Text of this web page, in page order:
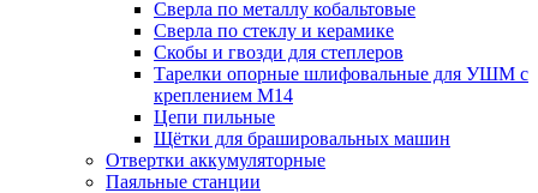
Сверла по металлу кобальтовые
Сверла по стеклу и керамике
Скобы и гвозди для степлеров
Тарелки опорные шлифовальные для УШМ с
креплением М14
Цепи пильные
Щётки для брашировальных машин
Отвертки аккумуляторные
Паяльные станции